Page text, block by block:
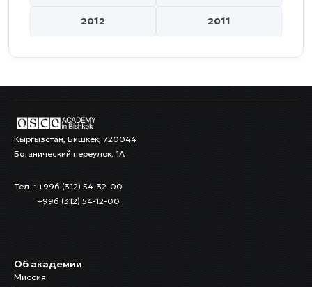
2012 2011
Кыргызстан, Бишкек, 720044
Ботанический переулок, 1А
Тел..: +996 (312) 54-32-00
+996 (312) 54-12-00
Об академии
Миссия